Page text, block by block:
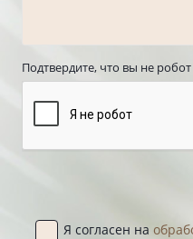
Подтвердите, что вы не робот
Я согласен на